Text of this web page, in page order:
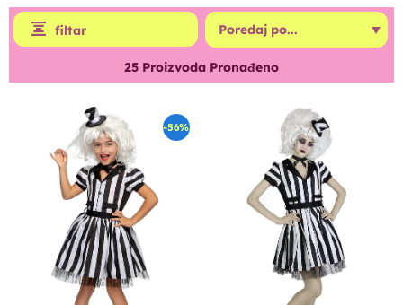
filtar
25 Proizvoda Pronađeno
-56%